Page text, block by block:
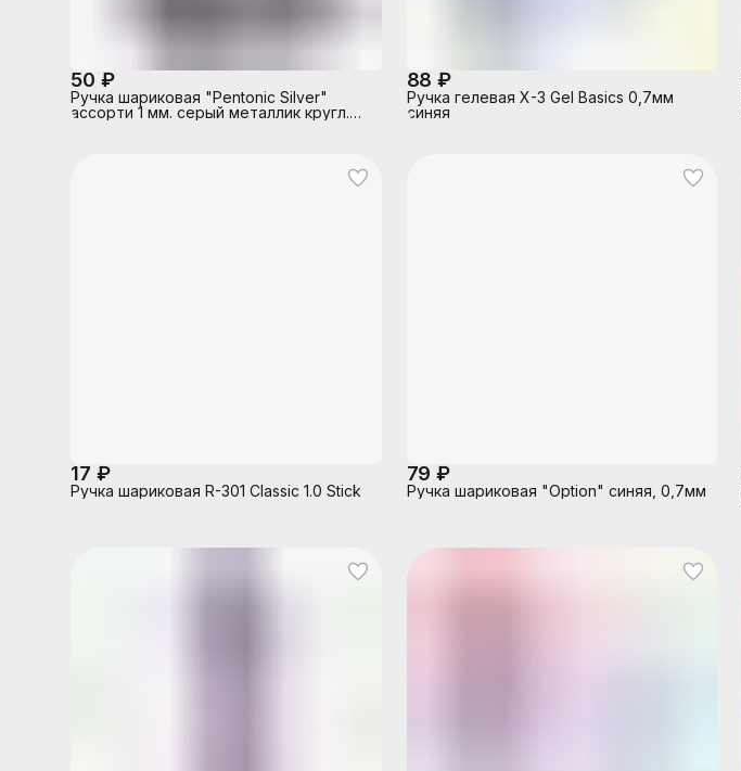
50 ₽
Ручка шариковая "Pentonic Silver"
ассорти 1 мм. серый металлик кругл.
88 ₽
Ручка гелевая X-3 Gel Basics 0,7мм
синяя
17 ₽
Ручка шариковая R-301 Classic 1.0 Stick
79 ₽
Ручка шариковая "Option" синяя, 0,7мм